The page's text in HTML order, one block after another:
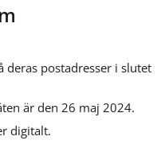
deras postadresser i slutet
är den 26 maj 2024.
digitalt.